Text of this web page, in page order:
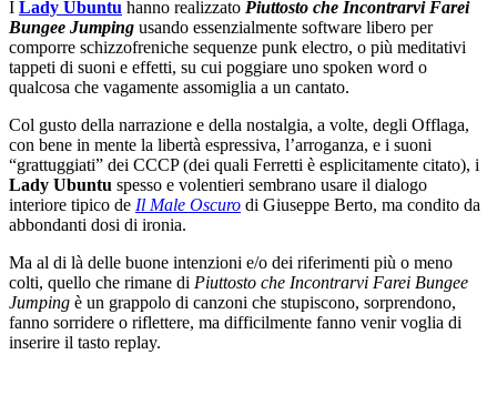
I Lady Ubuntu hanno realizzato Piuttosto che Incontrarvi Farei
Bungee Jumping usando essenzialmente software libero per
comporre schizzofreniche sequenze punk electro, o più meditativi
tappeti di suoni e effetti, su cui poggiare uno spoken word o
qualcosa che vagamente assomiglia a un cantato.
Col gusto della narrazione e della nostalgia, a volte, degli Offlaga,
con bene in mente la libertà espressiva, l’arroganza, e i suoni
“grattuggiati” dei CCCP (dei quali Ferretti è esplicitamente citato), i
Lady Ubuntu spesso e volentieri sembrano usare il dialogo
interiore tipico de Il Male Oscuro di Giuseppe Berto, ma condito da
abbondanti dosi di ironia.
Ma al di là delle buone intenzioni e/o dei riferimenti più o meno
colti, quello che rimane di Piuttosto che Incontrarvi Farei Bungee
Jumping è un grappolo di canzoni che stupiscono, sorprendono,
fanno sorridere o riflettere, ma difficilmente fanno venir voglia di
inserire il tasto replay.